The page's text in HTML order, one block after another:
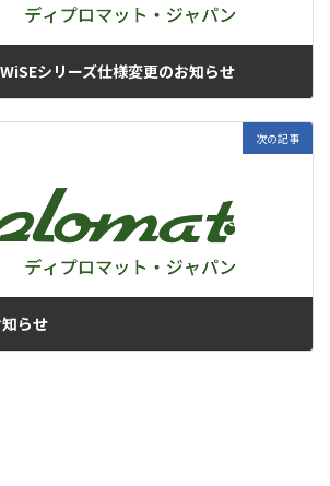
シリーズ仕様変更のお知らせ
次の記事
らせ